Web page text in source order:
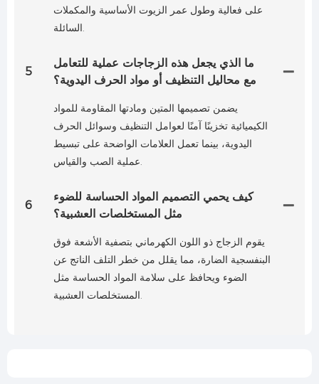
على فعالية وطول عمر الزيوت الأساسية والمكملات
السائلة.
5
ما الذي يجعل هذه الزجاجات عملية للتعامل
مع محاليل التنظيف أو مواد الحرف اليدوية؟
يضمن تصميمها المتين ومادتها المقاومة للمواد
الكيميائية تخزينًا آمنًا لعوامل التنظيف وسوائل الحرف
اليدوية، بينما تعمل العلامات الواضحة على تبسيط
عملية الصب والقياس.
6
كيف يحمي التصميم المواد الحساسة للضوء
مثل المستخلصات العشبية؟
يقوم الزجاج ذو اللون الكهرماني بتصفية الأشعة فوق
البنفسجية الضارة، مما يقلل من خطر التلف الناتج عن
الضوء ويحافظ على سلامة المواد الحساسة مثل
المستخلصات العشبية.